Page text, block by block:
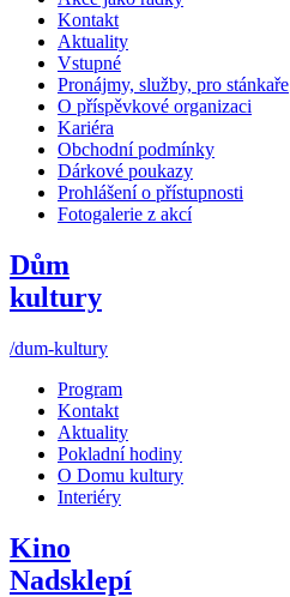
Kontakt
Aktuality
Vstupné
Pronájmy, služby, pro stánkaře
O příspěvkové organizaci
Kariéra
Obchodní podmínky
Dárkové poukazy
Prohlášení o přístupnosti
Fotogalerie z akcí
Dům
kultury
/dum-kultury
Program
Kontakt
Aktuality
Pokladní hodiny
O Domu kultury
Interiéry
Kino
Nadsklepí